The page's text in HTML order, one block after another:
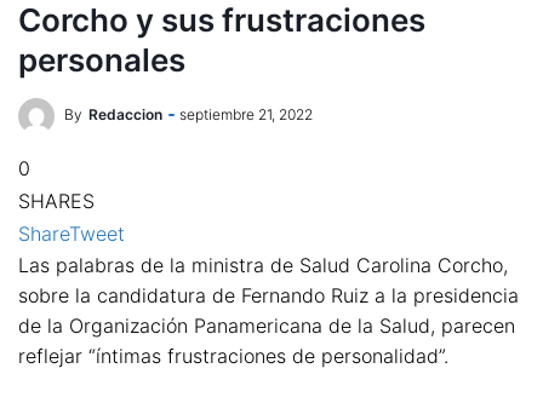
Corcho y sus frustraciones
personales
By Redaccion septiembre 21, 2022
0
SHARES
ShareTweet
Las palabras de la ministra de Salud Carolina Corcho,
sobre la candidatura de Fernando Ruiz a la presidencia
de la Organización Panamericana de la Salud, parecen
reflejar “íntimas frustraciones de personalidad”.